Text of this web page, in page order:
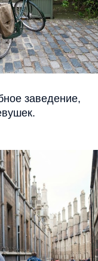
заведение,